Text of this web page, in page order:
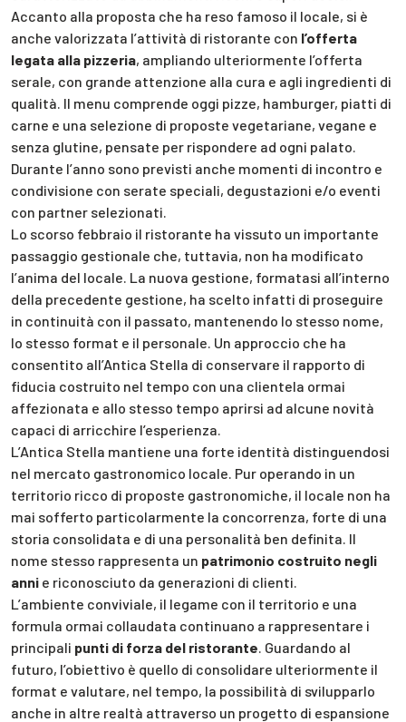
Accanto alla proposta che ha reso famoso il locale, si è
anche valorizzata l’attività di ristorante con l’offerta
legata alla pizzeria, ampliando ulteriormente l’offerta
serale, con grande attenzione alla cura e agli ingredienti di
qualità. Il menu comprende oggi pizze, hamburger, piatti di
carne e una selezione di proposte vegetariane, vegane e
senza glutine, pensate per rispondere ad ogni palato.
Durante l’anno sono previsti anche momenti di incontro e
condivisione con serate speciali, degustazioni e/o eventi
con partner selezionati.
Lo scorso febbraio il ristorante ha vissuto un importante
passaggio gestionale che, tuttavia, non ha modificato
l’anima del locale. La nuova gestione, formatasi all’interno
della precedente gestione, ha scelto infatti di proseguire
in continuità con il passato, mantenendo lo stesso nome,
lo stesso format e il personale. Un approccio che ha
consentito all’Antica Stella di conservare il rapporto di
fiducia costruito nel tempo con una clientela ormai
affezionata e allo stesso tempo aprirsi ad alcune novità
capaci di arricchire l’esperienza.
L’Antica Stella mantiene una forte identità distinguendosi
nel mercato gastronomico locale. Pur operando in un
territorio ricco di proposte gastronomiche, il locale non ha
mai sofferto particolarmente la concorrenza, forte di una
storia consolidata e di una personalità ben definita. Il
nome stesso rappresenta un patrimonio costruito negli
anni e riconosciuto da generazioni di clienti.
L’ambiente conviviale, il legame con il territorio e una
formula ormai collaudata continuano a rappresentare i
principali punti di forza del ristorante . Guardando al
futuro, l’obiettivo è quello di consolidare ulteriormente il
format e valutare, nel tempo, la possibilità di svilupparlo
anche in altre realtà attraverso un progetto di espansione